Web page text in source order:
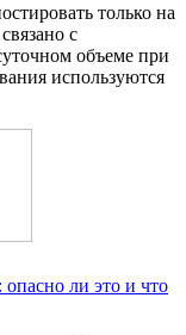
только на
с
объеме при
используются
ли это и что